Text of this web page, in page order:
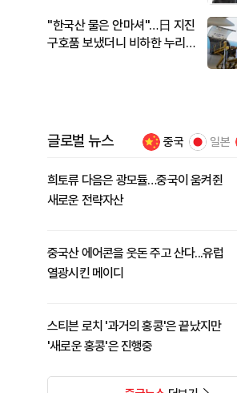
"한국산 물은 안마셔"…日 지진
구호품 보냈더니 비하한 누리
글로벌 뉴스 중국 일본
희토류 다음은 광모듈…중국이 움켜쥔
새로운 전략자산
중국산 에어콘을 웃돈 주고 산다...유럽
열광시킨 메이디
스티븐 로치 '과거의 홍콩'은 끝났지만
'새로운 홍콩'은 진행중